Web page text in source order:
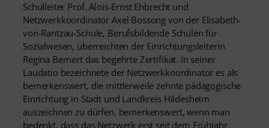
Schulleiter Prof. Alois-Ernst Ehbrecht und
Netzwerkkoordinator Axel Bossong von der Elisabeth-
von-Rantzau-Schule, Berufsbildende Schulen für
Sozialwesen, überreichten der Einrichtungsleiterin
Regina Bernert das begehrte Zertifikat. In seiner
Laudatio bezeichnete der Netzwerkkoordinator es als
bemerkenswert, die mittlerweile zehnte pädagogische
Einrichtung in Stadt und Landkreis Hildesheim
auszeichnen zu dürfen, bemerkenswert, wenn man
bedenkt, dass das Netzwerk erst seit dem Frühjahr